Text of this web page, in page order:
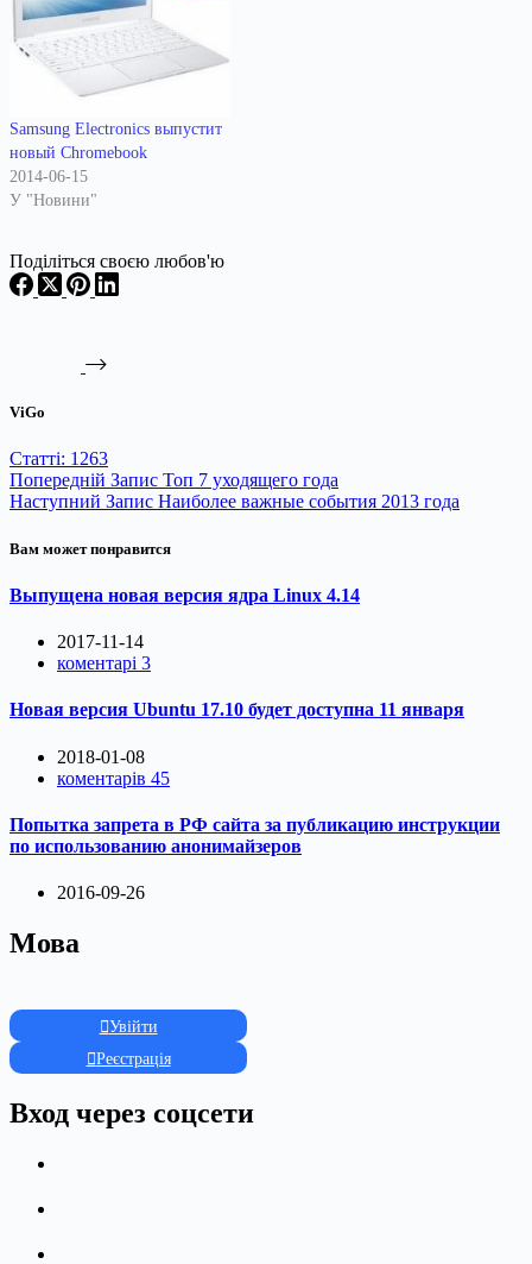
Samsung Electronics выпустит
новый Chromebook
2014-06-15
У "Новини"
Поділіться своєю любов'ю
ViGo
Статті: 1263
Попередній Запис Топ 7 уходящего года
Наступний Запис Наиболее важные события 2013 года
Вам может понравится
Выпущена новая версия ядра Linux 4.14
2017-11-14
коментарі 3
Новая версия Ubuntu 17.10 будет доступна 11 января
2018-01-08
коментарів 45
Попытка запрета в РФ сайта за публикацию инструкции
по использованию анонимайзеров
2016-09-26
Мова
Увійти
Реєстрація
Вход через соцсети